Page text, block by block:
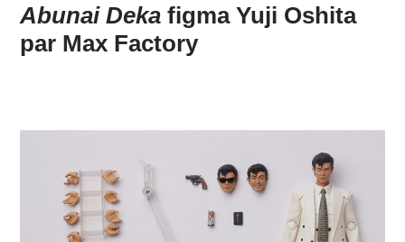
Abunai Dekafigma Yuji Oshita
par Max Factory